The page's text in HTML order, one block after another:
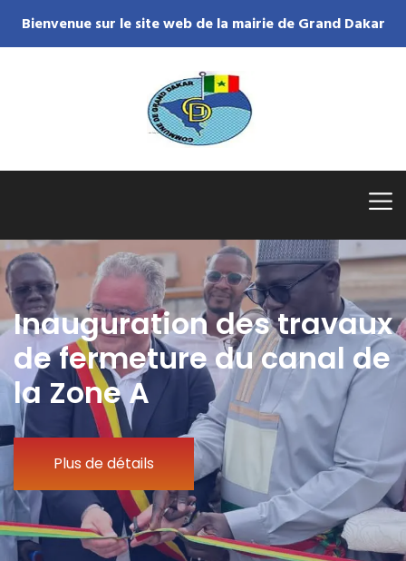
Bienvenue sur le site web de la mairie de Grand Dakar
Inauguration des travaux
de fermeture du canal de
la Zone A
Plus de détails